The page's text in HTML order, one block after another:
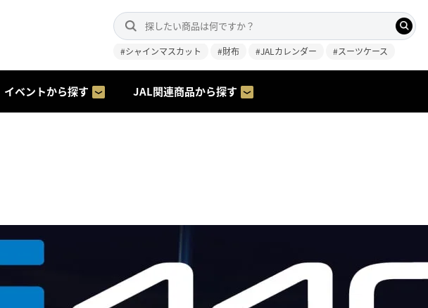
#シャインマスカット #財布 #JALカレンダー #スーツケース
イベントから探す JAL関連商品から探す